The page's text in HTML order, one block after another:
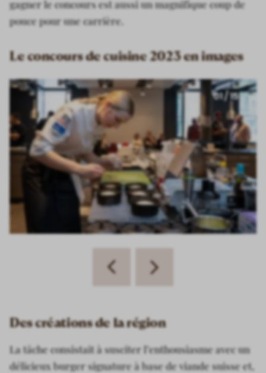
gagner le concours est aussi un magnifique coup de
pouce pour une carrière.
Le concours de cuisine 2023 en images
Previous
Next
slide
01 / 15
Des créations de la région
La tâche consistait à susciter l’enthousiasme avec un
délicieux burger signature à base de viande suisse et,